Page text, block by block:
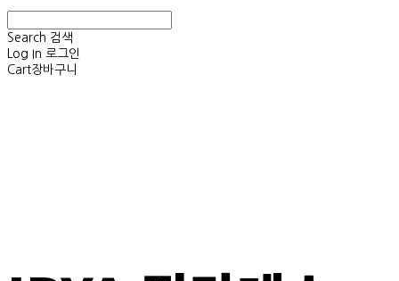
Search 검색
Log In 로그인
Cart장바구니